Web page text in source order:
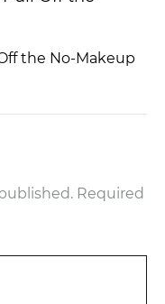
the No-Makeup
Required